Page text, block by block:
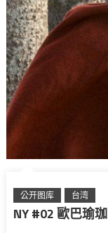
公开图库 台湾
NY #02 歐巴瑜珈